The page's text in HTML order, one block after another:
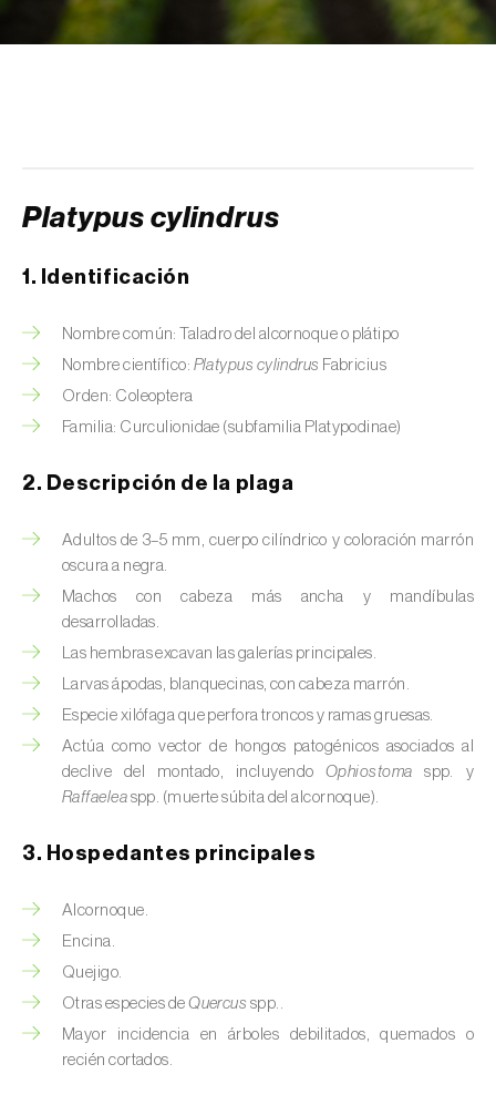
Yponomeuta
xanthenes
sasakii (=niponensis))
Barrenador del tallo de la caña de azúcar
fusca )
Barrenador del té (
fornicatior, E. perbrevis e E. kuroshio )
Barrenador del tomate (Neoleucinodes
elegantalis)
Barrenillo del almendro (Scolytus amygdali
Barrenillo del olmo (Scolytus multistriatus )
typographus
Bicho camello (
Brugo de la encina (Tortrix viridana
Cacoecia de los frutales ( Archips rosana )
Platypus cylindrus
1. Identificación
Nombre común: Taladro del alcornoque o plátipo
Nombre científico: Platypus cylindrus Fabricius
Orden: Coleoptera
Familia: Curculionidae (subfamilia Platypodinae)
2. Descripción de la plaga
Adultos de 3–5 mm, cuerpo cilíndrico y coloración marrón
oscura a negra.
Machos con cabeza más ancha y mandíbulas
desarrolladas.
Las hembras excavan las galerías principales.
Larvas ápodas, blanquecinas, con cabeza marrón.
Especie xilófaga que perfora troncos y ramas gruesas.
Actúa como vector de hongos patogénicos asociados al
declive del montado, incluyendoOphiostoma spp. y
Raffaelea spp. (muerte súbita del alcornoque).
3. Hospedantes principales
Alcornoque.
Encina.
Quejigo.
Otras especies deQuercus spp..
Mayor incidencia en árboles debilitados, quemados o
recién cortados.